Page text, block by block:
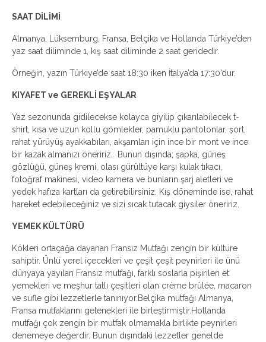
SAAT DİLİMİ
Almanya, Lüksemburg, Fransa, Belçika ve Hollanda Türkiye’den
yaz saat diliminde 1, kış saat diliminde 2 saat geridedir.
Örneğin, yazın Türkiye’de saat 18:30 iken İtalya’da 17:30’dur.
KIYAFET ve GEREKLİ EŞYALAR
Yaz sezonunda gidilecekse kolayca giyilip çıkarılabilecek t-
shirt, kısa ve uzun kollu gömlekler, pamuklu pantolonlar, şort,
rahat yürüyüş ayakkabıları, akşamları için ince bir mont ve ince
bir kazak almanızı öneririz. Bunun dışında; şapka, güneş
gözlüğü, güneş kremi, olası gürültüye karşı kulak tıkacı,
fotoğraf makinesi, video kamera ve bunların şarj aletleri ve
yedek hafıza kartları da getirebilirsiniz. Kış döneminde ise, rahat
hareket edebileceğiniz ve sizi sıcak tutacak giysiler öneririz.
YEMEK KÜLTÜRÜ
Kökleri ortaçağa dayanan Fransız Mutfağı zengin bir kültüre
sahiptir. Ünlü yerel içecekleri ve çeşit çeşit peynirleri ile ünü
dünyaya yayılan Fransız mutfağı, farklı soslarla pişirilen et
yemekleri ve meşhur tatlı çeşitleri olan crème brûlée, macaron
ve sufle gibi lezzetlerle tanınıyor.Belçika mutfağı Almanya,
Fransa mutfaklarını gelenekleri ile birleştirmiştir.Hollanda
mutfağı çok zengin bir mutfak olmamakla birlikte peynirleri
denemeye değerdir. Bunun dışındaki lezzetler genelde